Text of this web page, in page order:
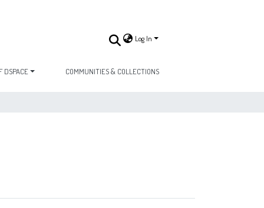
Log In
COMMUNITIES & COLLECTIONS
DSPACE